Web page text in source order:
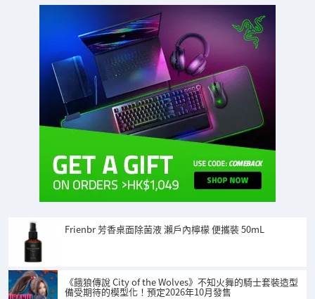
Frienbr 芳香桌面除菌液 瀨戶內檸檬 便攜裝 50mL
《餓狼傳說 City of the Wolves》不知火舞的騎士套裝造型
備受期待的模型化！預定2026年10月發售